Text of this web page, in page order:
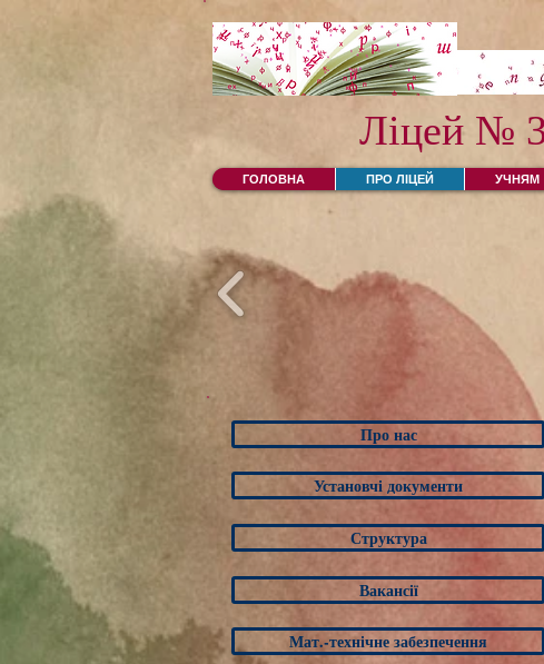
Ліцей №
ГОЛОВНА ПРО ЛІЦЕЙ УЧНЯМ
Про нас
Установчі документи
Структура
Вакансії
Мат.-технічне забезпечення